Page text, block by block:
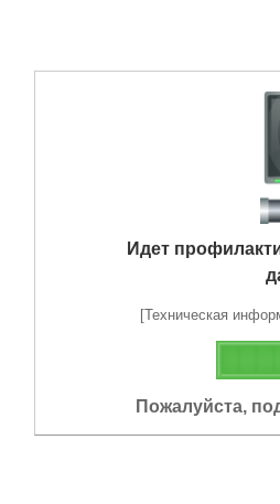
Идет
[Техническая
Пожалуйста,